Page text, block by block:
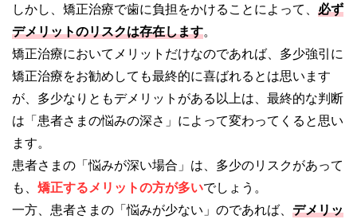
しかし、矯正治療で歯に負担をかけることによって、 必ず
デメリットのリスクは存在します。
矯正治療においてメリットだけなのであれば、多少強引に
矯正治療をお勧めしても最終的に喜ばれるとは思います
が、多少なりともデメリットがある以上は、最終的な判断
は「患者さまの悩みの深さ」によって変わってくると思い
ます。
患者さまの「悩みが深い場合」は、多少のリスクがあって
も、 矯正するメリットの方が多いでしょう。
一方、患者さまの「悩みが少ない」のであれば、 デメリッ